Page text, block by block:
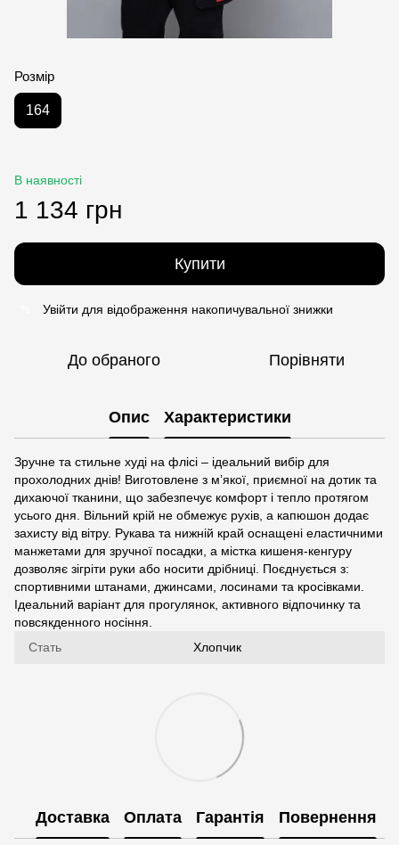
Розмір
164
В наявності
1 134 грн
Купити
Увійти для відображення накопичувальної знижки
До обраного Порівняти
Опис Характеристики
Зручне та стильне худі на флісі – ідеальний вибір для
прохолодних днів! Виготовлене з м’якої, приємної на дотик та
дихаючої тканини, що забезпечує комфорт і тепло протягом
усього дня. Вільний крій не обмежує рухів, а капюшон додає
захисту від вітру. Рукава та нижній край оснащені еластичними
манжетами для зручної посадки, а містка кишеня-кенгуру
дозволяє зігріти руки або носити дрібниці. Поєднується з:
спортивними штанами, джинсами, лосинами та кросівками.
Ідеальний варіант для прогулянок, активного відпочинку та
повсякденного носіння.
Стать
Хлопчик
Доставка Оплата Гарантія Повернення